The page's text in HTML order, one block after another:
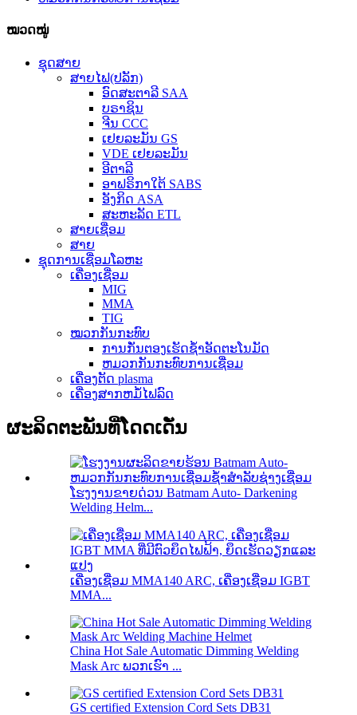
ໝວດໝູ່
ຊຸດສາຍ
ສາຍໄຟ(ປລັກ)
ອົດສະຕາລີ SAA
ບຣາຊິນ
ຈີນ CCC
ເຢຍລະມັນ GS
VDE ເຢຍລະມັນ
ອີຕາລີ
ອາຟຣິກາໃຕ້ SABS
ອັງກິດ ASA
ສະຫະລັດ ETL
ສາຍເຊື່ອມ
ສາຍ
ຊຸດການເຊື່ອມໂລຫະ
ເຄື່ອງເຊື່ອມ
MIG
MMA
TIG
ໝວກກັນກະທົບ
ການກັ່ນຕອງເຮັດຊ້ໍາອັດຕະໂນມັດ
ຫມວກກັນກະທົບການເຊື່ອມ
ເຄື່ອງຕັດ plasma
ເຄື່ອງສາກຫມໍ້ໄຟລົດ
ຜະລິດຕະພັນທີ່ໂດດເດັ່ນ
ໂຮງງານຂາຍດ່ວນ Batmam Auto- Darkening
Welding Helm...
ເຄື່ອງເຊື່ອມ MMA140 ARC, ເຄື່ອງເຊື່ອມ IGBT
MMA...
China Hot Sale Automatic Dimming Welding
Mask Arc ພວກເຮົາ ...
GS certified Extension Cord Sets DB31